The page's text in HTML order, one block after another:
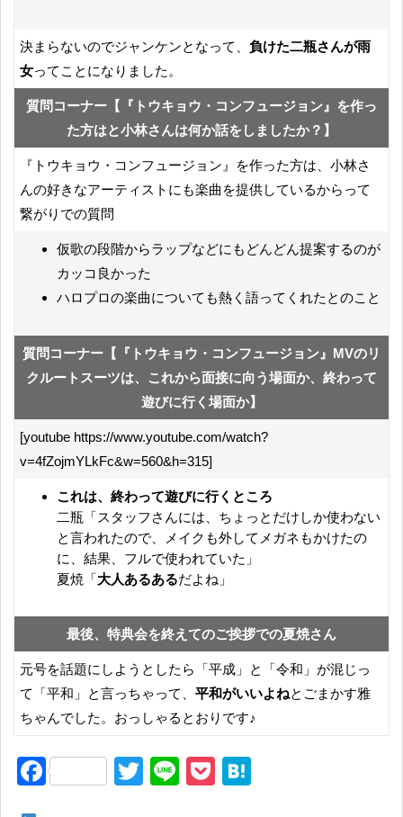
決まらないのでジャンケンとなって、 負けた二瓶さんが雨
女ってことになりました。
質問コーナー【『トウキョウ・コンフュージョン』を作っ
た方はと小林さんは何か話をしましたか？】
『トウキョウ・コンフュージョン』を作った方は、小林さ
んの好きなアーティストにも楽曲を提供しているからって
繋がりでの質問
仮歌の段階からラップなどにもどんどん提案するのが
カッコ良かった
ハロプロの楽曲についても熱く語ってくれたとのこと
質問コーナー【『トウキョウ・コンフュージョン』MVのリ
クルートスーツは、これから面接に向う場面か、終わって
遊びに行く場面か】
[youtube https://www.youtube.com/watch?
v=4fZojmYLkFc&w=560&h=315]
これは、終わって遊びに行くところ
二瓶「スタッフさんには、ちょっとだけしか使わない
と言われたので、メイクも外してメガネもかけたの
に、結果、フルで使われていた」
夏焼「大人あるあるだよね」
最後、特典会を終えてのご挨拶での夏焼さん
元号を話題にしようとしたら「平成」と「令和」が混じっ
て「平和」と言っちゃって、 平和がいいよねとごまかす雅
ちゃんでした。おっしゃるとおりです♪
F
T
Li
P